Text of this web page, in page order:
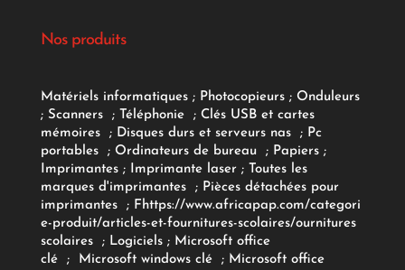
Nos produits
Matériels informatiques; Photocopieurs; Onduleurs
; Scanners ; Téléphonie ; Clés USB et cartes
mémoires
; Disques durs et serveurs nas ; Pc
portables
; Ordinateurs de bureau ; Papiers;
Imprimantes;Imprimante laser; Toutes les
marques d'imprimantes
; Pièces détachées pour
imprimantes
; Fhttps://www.africapap.com/categori
e-produit/articles-et-fournitures-scolaires/ournitures
scolaires; Logiciels ; Microsoft office
clé
; Microsoft windows clé; Microsoft office